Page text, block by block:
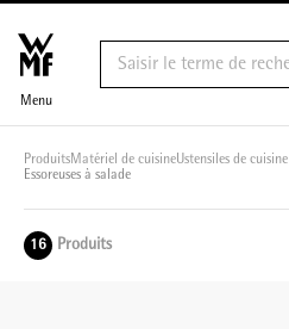
Menu
ProduitsMatériel de cuisineUstensiles de cuisine
Essoreuses à salade
16 Produits